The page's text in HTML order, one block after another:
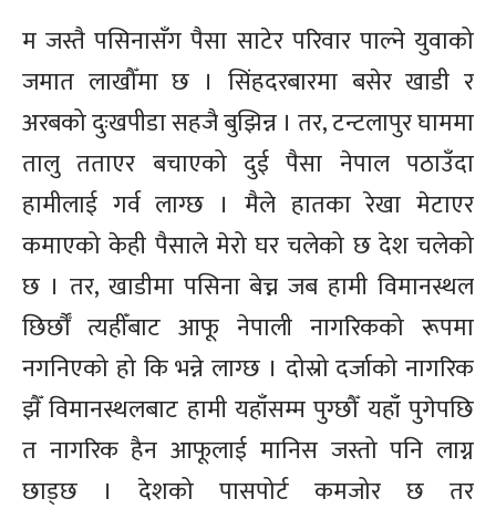
म जस्तै पसिनासँग पैसा साटेर परिवार पाल्ने युवाको
जमात लाखौँमा छ । सिंहदरबारमा बसेर खाडी र
अरबको दुःखपीडा सहजै बुझिन्न । तर, टन्टलापुर घाममा
तालु तताएर बचाएको दुई पैसा नेपाल पठाउँदा
हामीलाई गर्व लाग्छ । मैले हातका रेखा मेटाएर
कमाएको केही पैसाले मेरो घर चलेको छ देश चलेको
छ । तर, खाडीमा पसिना बेच्न जब हामी विमानस्थल
छिर्छौँ त्यहीँबाट आफू नेपाली नागरिकको रूपमा
नगनिएको हो कि भन्ने लाग्छ । दोस्रो दर्जाको नागरिक
झैँ विमानस्थलबाट हामी यहाँसम्म पुग्छौँ यहाँ पुगेपछि
त नागरिक हैन आफूलाई मानिस जस्तो पनि लाग्न
छाड्छ । देशको पासपोर्ट कमजोर छ तर